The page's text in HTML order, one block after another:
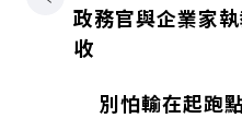
政務官與企業家
收
別怕輸在起跑